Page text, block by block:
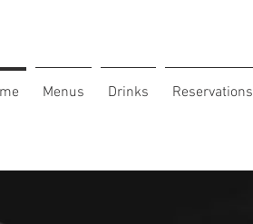
Menus Drinks Reservations